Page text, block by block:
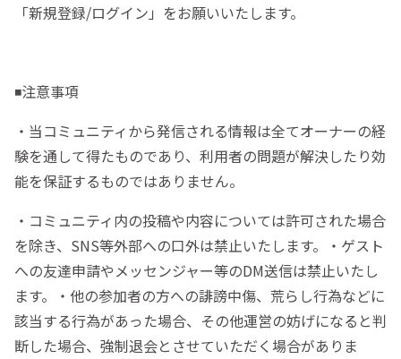
「新規登録/ログイン」をお願いいたします。
◾️注意事項
・当コミュニティから発信される情報は全てオーナーの経
験を通して得たものであり、利用者の問題が解決したり効
能を保証するものではありません。
・コミュニティ内の投稿や内容については許可された場合
を除き、SNS等外部への口外は禁止いたします。・ゲスト
への友達申請やメッセンジャー等のDM送信は禁止いたし
ます。・他の参加者の方への誹謗中傷、荒らし行為などに
該当する行為があった場合、その他運営の妨げになると判
断した場合、強制退会とさせていただく場合がありま